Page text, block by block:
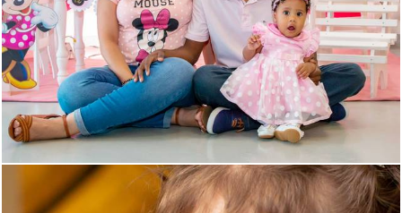
1113 30